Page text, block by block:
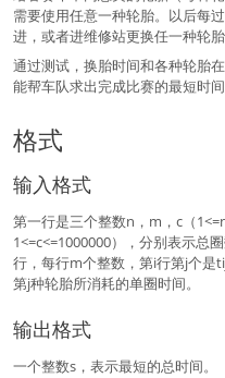
需要使用任意一种轮胎。以后每
进，或者进维修站更换任一种轮
通过测试，换胎时间和各种轮胎
能帮车队求出完成比赛的最短时
格式
输入格式
第一行是三个整数n，m，c（
1<=c<=1000000），分别表示总
行，每行m个整数，第i行第j个是
第j种轮胎所消耗的单圈时间。
输出格式
一个整数s，表示最短的总时间。